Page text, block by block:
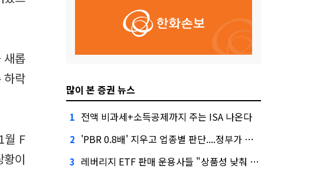
새롭
하락
월 F
이
많이 본 증권 뉴스
1 전액 비과세+소득공제까지 주는 ISA 나온다
2 'PBR 0.8배' 지우고 업종별 판단....정부가 제시한 '주가 누르기' 방지법
3 레버리지 ETF 판매 운용사들 "상품성 낮춰 사라지게 해야"…일부 신중론도